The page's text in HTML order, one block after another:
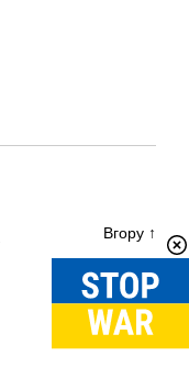
Вгору ↑